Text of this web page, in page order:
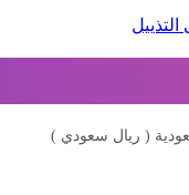
( ريال سعودي )